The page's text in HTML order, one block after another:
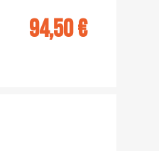
94,50 €